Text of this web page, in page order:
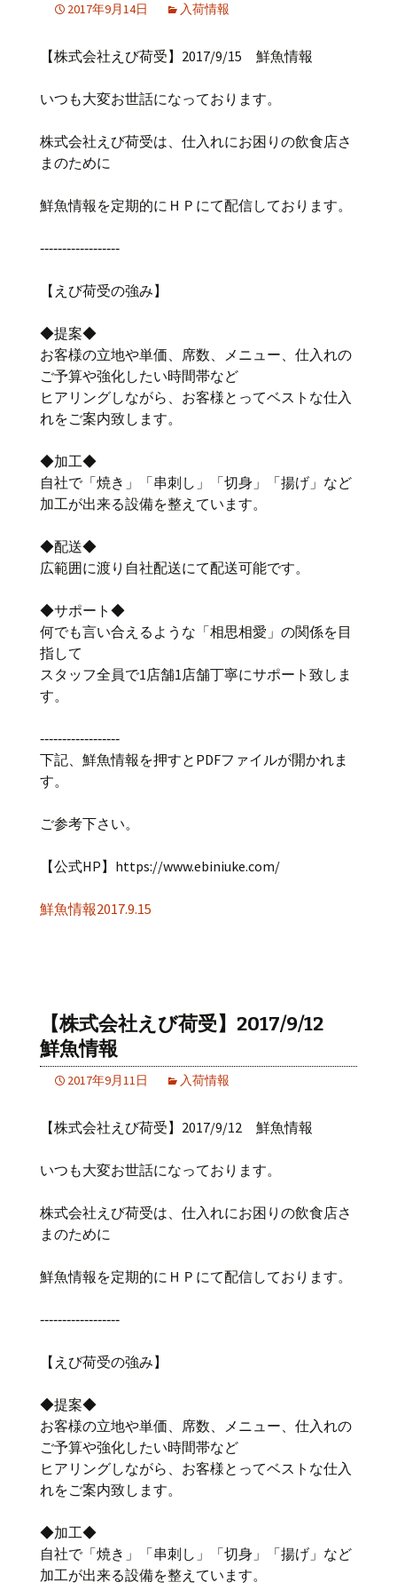
2017年9月14日 入荷情報
【株式会社えび荷受】2017/9/15 鮮魚情報
いつも大変お世話になっております。
株式会社えび荷受は、仕入れにお困りの飲食店さ
まのために
鮮魚情報を定期的にＨＰにて配信しております。
‐‐‐‐‐‐‐‐‐‐‐‐‐‐‐‐‐‐
【えび荷受の強み】
◆提案◆
お客様の立地や単価、席数、メニュー、仕入れの
ご予算や強化したい時間帯など
ヒアリングしながら、お客様とってベストな仕入
れをご案内致します。
◆加工◆
自社で「焼き」「串刺し」「切身」「揚げ」など
加工が出来る設備を整えています。
◆配送◆
広範囲に渡り自社配送にて配送可能です。
◆サポート◆
何でも言い合えるような「相思相愛」の関係を目
指して
スタッフ全員で1店舗1店舗丁寧にサポート致しま
す。
‐‐‐‐‐‐‐‐‐‐‐‐‐‐‐‐‐‐
下記、鮮魚情報を押すとPDFファイルが開かれま
す。
ご参考下さい。
【公式HP】https://www.ebiniuke.com/
鮮魚情報2017.9.15
【株式会社えび荷受】2017/9/12
鮮魚情報
2017年9月11日 入荷情報
【株式会社えび荷受】2017/9/12 鮮魚情報
いつも大変お世話になっております。
株式会社えび荷受は、仕入れにお困りの飲食店さ
まのために
鮮魚情報を定期的にＨＰにて配信しております。
‐‐‐‐‐‐‐‐‐‐‐‐‐‐‐‐‐‐
【えび荷受の強み】
◆提案◆
お客様の立地や単価、席数、メニュー、仕入れの
ご予算や強化したい時間帯など
ヒアリングしながら、お客様とってベストな仕入
れをご案内致します。
◆加工◆
自社で「焼き」「串刺し」「切身」「揚げ」など
加工が出来る設備を整えています。